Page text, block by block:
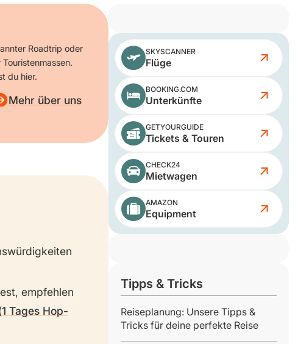
Roadtrip oder
du hier.
Mehr über uns
empfehlen
1 Tages Hop-
SKYSCANNER
Flüge
BOOKING.COM
Unterkünfte
GETYOURGUIDE
Tickets & Touren
CHECK24
Mietwagen
AMAZON
Equipment
Tipps & Tricks
Reiseplanung: Unsere Tipps &
Tricks für deine perfekte Reise